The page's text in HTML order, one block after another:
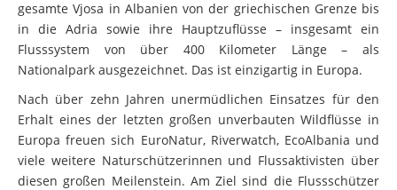
gesamte Vjosa in Albanien von der griechischen Grenze bis
in die Adria sowie ihre Hauptzuflüsse – insgesamt ein
Flusssystem von über 400 Kilometer Länge – als
Nationalpark ausgezeichnet. Das ist einzigartig in Europa.
Nach über zehn Jahren unermüdlichen Einsatzes für den
Erhalt eines der letzten großen unverbauten Wildflüsse in
Europa freuen sich EuroNatur, Riverwatch, EcoAlbania und
viele weitere Naturschützerinnen und Flussaktivisten über
diesen großen Meilenstein. Am Ziel sind die Flussschützer